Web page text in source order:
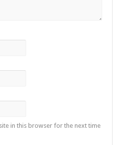
in this browser for the next time